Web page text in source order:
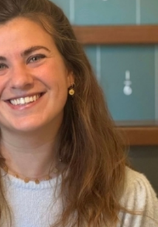
Thuis oefenen
Basisschool